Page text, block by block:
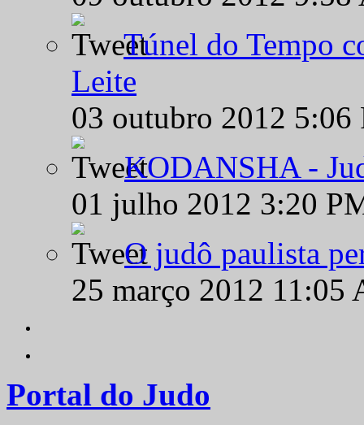
Túnel do Tempo
Leite
03 outubro 2012
KODANSHA -
01 julho 2012 3:20
O judô paulista
25 março 2012
Portal do Judo